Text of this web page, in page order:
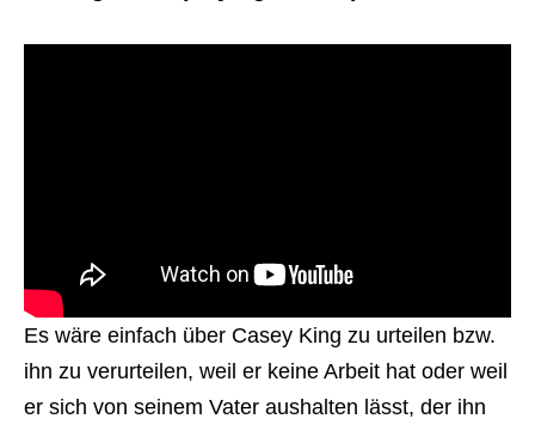
Es wäre einfach über Casey King zu urteilen bzw.
ihn zu verurteilen, weil er keine Arbeit hat oder weil
er sich von seinem Vater aushalten lässt, der ihn